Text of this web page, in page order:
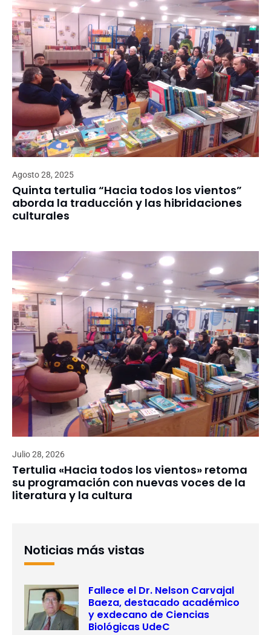
Agosto 28, 2025
Quinta tertulia “Hacia todos los vientos”
aborda la traducción y las hibridaciones
culturales
Julio 28, 2026
Tertulia «Hacia todos los vientos» retoma
su programación con nuevas voces de la
literatura y la cultura
Noticias más vistas
Fallece el Dr. Nelson Carvajal
Baeza, destacado académico
y exdecano de Ciencias
Biológicas UdeC